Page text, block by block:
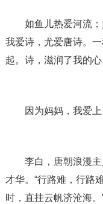
如鱼儿热爱河流；
我爱诗，尤爱唐诗。
起。诗，滋润了我的心
因为妈妈，我爱上
李白，唐朝浪漫主
才华。“行路难，行路
时，直挂云帆济沧海